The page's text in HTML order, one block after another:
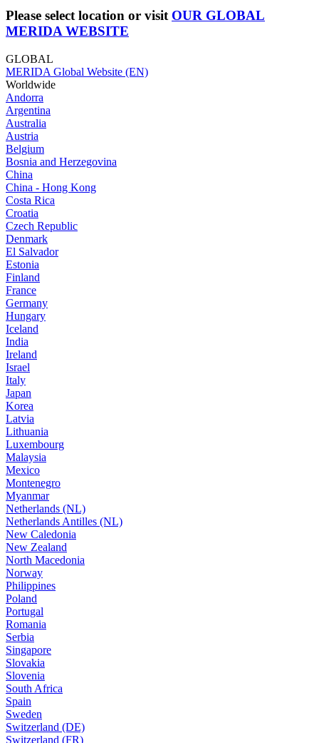
Please select location or visit OUR GLOBAL
MERIDA WEBSITE
GLOBAL
MERIDA Global Website (EN)
Worldwide
Andorra
Argentina
Australia
Austria
Belgium
Bosnia and Herzegovina
China
China - Hong Kong
Costa Rica
Croatia
Czech Republic
Denmark
El Salvador
Estonia
Finland
France
Germany
Hungary
Iceland
India
Ireland
Israel
Italy
Japan
Korea
Latvia
Lithuania
Luxembourg
Malaysia
Mexico
Montenegro
Myanmar
Netherlands (NL)
Netherlands Antilles (NL)
New Caledonia
New Zealand
North Macedonia
Norway
Philippines
Poland
Portugal
Romania
Serbia
Singapore
Slovakia
Slovenia
South Africa
Spain
Sweden
Switzerland (DE)
Switzerland (FR)